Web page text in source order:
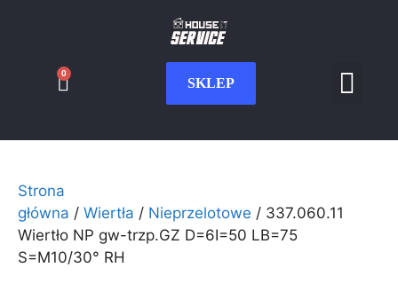
SKLEP
0
Strona
główna / Wiertła / Nieprzelotowe / 337.060.11
Wiertło NP gw-trzp.GZ D=6I=50 LB=75
S=M10/30° RH